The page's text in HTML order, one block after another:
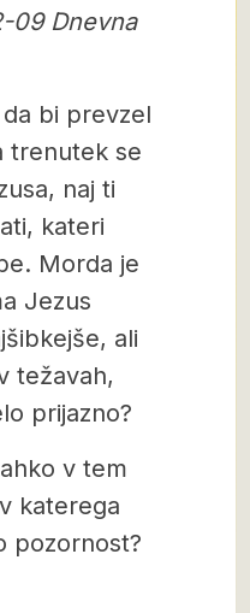
09 Dnevna
bi prevzel
trenutek se
naj ti
kateri
Morda je
Jezus
ali
težavah,
prijazno?
v tem
katerega
pozornost?